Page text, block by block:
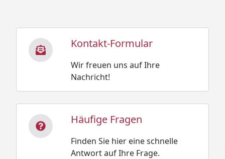
Kontakt-Formular
Wir freuen uns auf Ihre
Nachricht!
Häufige Fragen
Finden Sie hier eine schnelle
Antwort auf Ihre Frage.